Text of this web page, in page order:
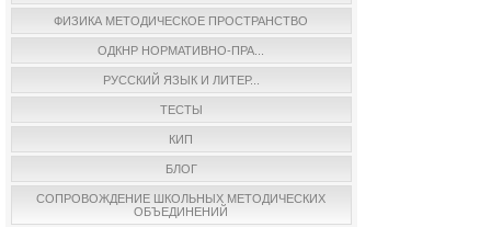
ФИЗИКА МЕТОДИЧЕСКОЕ ПРОСТРАНСТВО
ОДКНР НОРМАТИВНО-ПРА...
РУССКИЙ ЯЗЫК И ЛИТЕР...
ТЕСТЫ
КИП
БЛОГ
СОПРОВОЖДЕНИЕ ШКОЛЬНЫХ МЕТОДИЧЕСКИХ
ОБЪЕДИНЕНИЙ